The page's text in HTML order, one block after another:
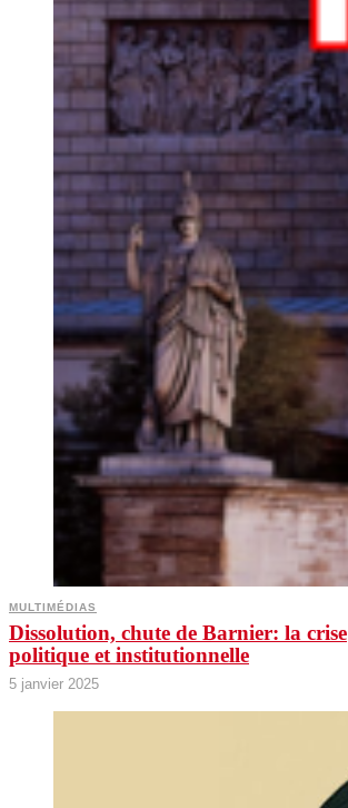
MULTIMÉDIAS
Dissolution, chute de Barnier: la crise
politique et institutionnelle
5 janvier 2025